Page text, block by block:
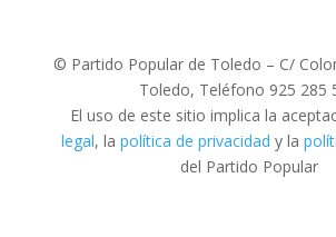
© Partido Popular de Toledo – C/
Toledo, Teléfono 925 285
El uso de este sitio implica la
legal, la política de privacidad y la
del Partido Popular